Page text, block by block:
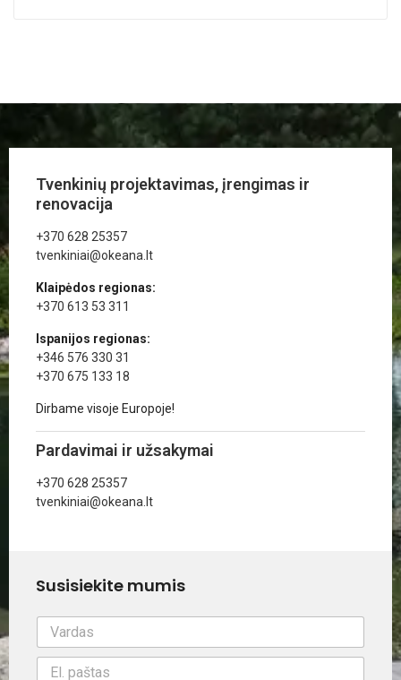
Tvenkinių projektavimas, įrengimas ir
renovacija
+370 628 25357
tvenkiniai@okeana.lt
Klaipėdos regionas:
+370 613 53 311
Ispanijos regionas:
+346 576 330 31
+370 675 133 18
Dirbame visoje Europoje!
Pardavimai ir užsakymai
+370 628 25357
tvenkiniai@okeana.lt
Susisiekite mumis